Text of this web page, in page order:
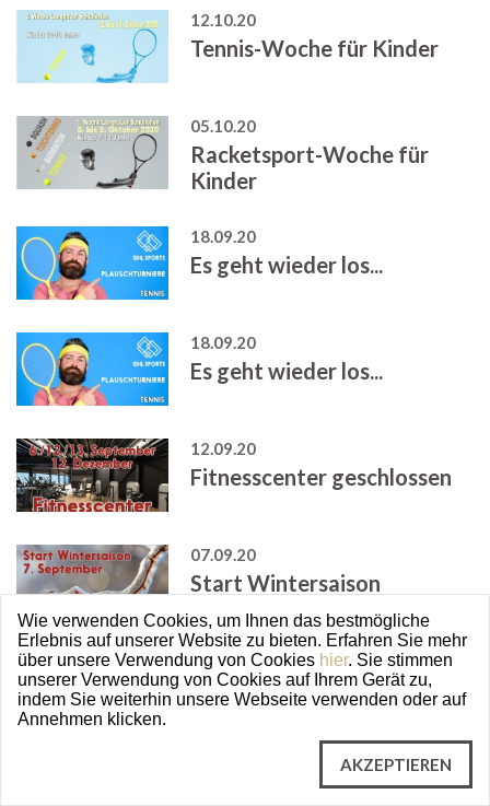
12.10.20
Tennis-Woche für Kinder
05.10.20
Racketsport-Woche für
Kinder
18.09.20
Es geht wieder los...
18.09.20
Es geht wieder los...
12.09.20
Fitnesscenter geschlossen
07.09.20
Start Wintersaison
07.09.20
Start Wintersaison
Wie verwenden Cookies, um Ihnen das bestmögliche
Erlebnis auf unserer Website zu bieten. Erfahren Sie mehr
über unsere Verwendung von Cookies hier. Sie stimmen
unserer Verwendung von Cookies auf Ihrem Gerät zu,
indem Sie weiterhin unsere Webseite verwenden oder auf
Annehmen klicken.
AKZEPTIEREN